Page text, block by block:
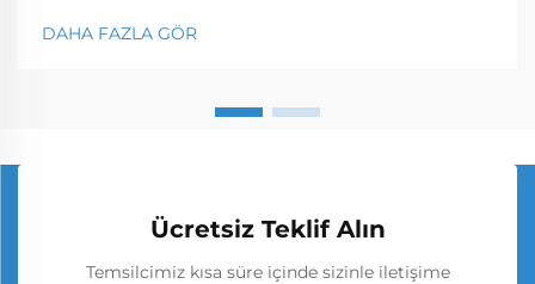
DAHA FAZLA GÖR
Ücretsiz Teklif Alın
Temsilcimiz kısa süre içinde sizinle iletişime